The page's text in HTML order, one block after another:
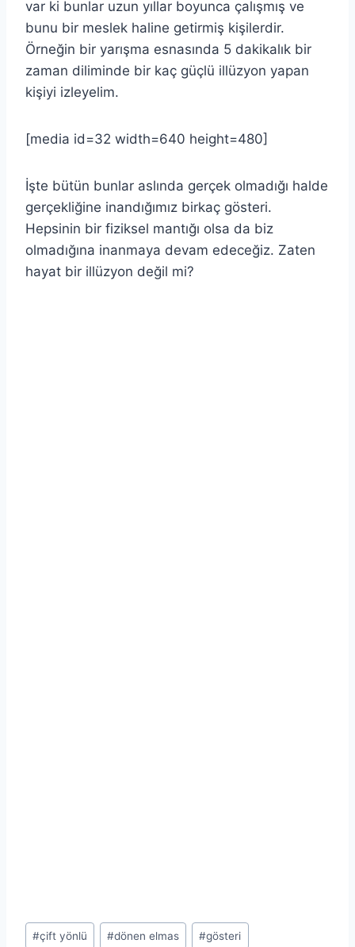
var ki bunlar uzun yıllar boyunca çalışmış ve
bunu bir meslek haline getirmiş kişilerdir.
Örneğin bir yarışma esnasında 5 dakikalık bir
zaman diliminde bir kaç güçlü illüzyon yapan
kişiyi izleyelim.
[media id=32 width=640 height=480]
İşte bütün bunlar aslında gerçek olmadığı halde
gerçekliğine inandığımız birkaç gösteri.
Hepsinin bir fiziksel mantığı olsa da biz
olmadığına inanmaya devam edeceğiz. Zaten
hayat bir illüzyon değil mi?
Post
#çift yönlü #dönen elmas #gösteri